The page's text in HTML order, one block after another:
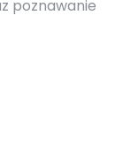
poznawanie